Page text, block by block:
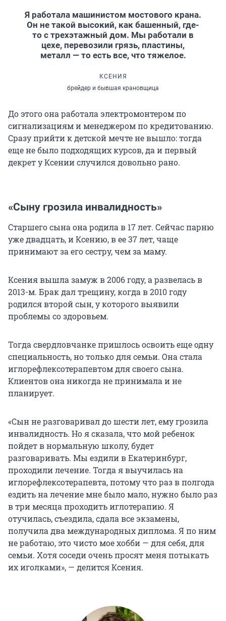
Я работала машинистом мостового крана.
Он не такой высокий, как башенный, где-
то с трехэтажный дом. Мы работали в
цехе, перевозили грязь, пластины,
металл — то есть все, что тяжелое.
КСЕНИЯ
брейдер и бывшая крановщица
До этого она работала электромонтером по
сигнализациям и менеджером по кредитованию.
Сразу прийти к детской мечте не вышло: тогда
еще не было подходящих курсов, да и первый
декрет у Ксении случился довольно рано.
«Сыну грозила инвалидность»
Старшего сына она родила в 17 лет. Сейчас парню
уже двадцать, и Ксению, в ее 37 лет, чаще
принимают за его сестру, чем за маму.
Ксения вышла замуж в 2006 году, а развелась в
2013-м. Брак дал трещину, когда в 2010 году
родился второй сын, у которого выявили
проблемы со здоровьем.
Тогда свердловчанке пришлось освоить еще одну
специальность, но только для семьи. Она стала
иглорефлексотерапевтом для своего сына.
Клиентов она никогда не принимала и не
планирует.
«Сын не разговаривал до шести лет, ему грозила
инвалидность. Но я сказала, что мой ребенок
пойдет в нормальную школу, будет
разговаривать. Мы ездили в Екатеринбург,
проходили лечение. Тогда я выучилась на
иглорефлексотерапевта, потому что раз в полгода
ездить на лечение мне было мало, нужно было раз
в три месяца проходить иглотерапию. Я
отучилась, съездила, сдала все экзамены,
получила два международных диплома. Я по ним
не работаю, это чисто мое хобби — для себя, для
семьи. Хотя соседи очень просят меня потыкать
их иголками», — делится Ксения.